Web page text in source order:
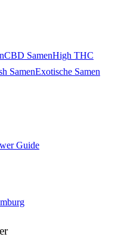
CBD SamenHigh THC
SamenExotische Samen
Guide